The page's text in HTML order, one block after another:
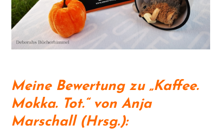
Meine Bewertung zu „Kaffee.
Mokka. Tot.“ von Anja
Marschall (Hrsg.):